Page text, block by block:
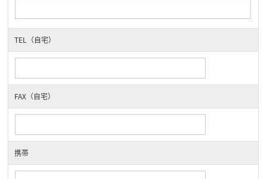
TEL（自宅）
FAX（自宅）
携帯